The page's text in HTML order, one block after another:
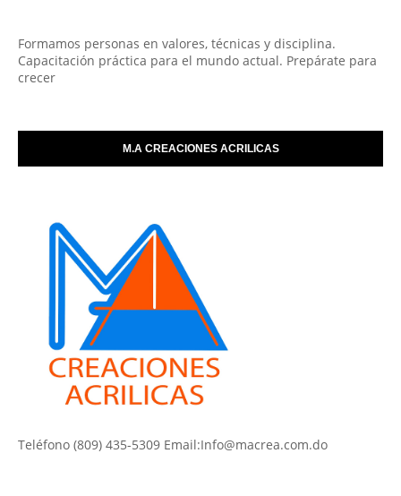
Formamos personas en valores, técnicas y disciplina.
Capacitación práctica para el mundo actual. Prepárate para
crecer
M.A CREACIONES ACRILICAS
Teléfono (809) 435-5309 Email:Info@macrea.com.do